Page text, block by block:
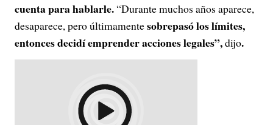
cuenta para hablarle.“Durante muchos años aparece,
desaparece, pero últimamentesobrepasó los límites,
entonces decidí emprender acciones legales”,dijo.